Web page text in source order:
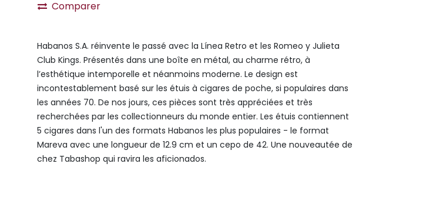
Comparer
Habanos S.A. réinvente le passé avec la Línea Retro et les Romeo y Julieta
Club Kings. Présentés dans une boîte en métal, au charme rétro, à
l’esthétique intemporelle et néanmoins moderne. Le design est
incontestablement basé sur les étuis à cigares de poche, si populaires dans
les années 70. De nos jours, ces pièces sont très appréciées et très
recherchées par les collectionneurs du monde entier. Les étuis contiennent
5 cigares dans l'un des formats Habanos les plus populaires - le format
Mareva avec une longueur de 12.9 cm et un cepo de 42. Une nouveautée de
chez Tabashop qui ravira les aficionados.